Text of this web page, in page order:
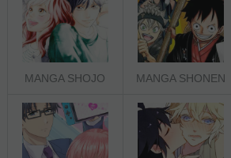
MANGA SHOJO MANGA SHONEN